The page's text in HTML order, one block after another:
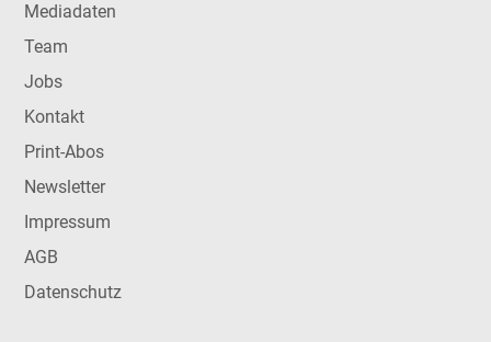
Mediadaten
Team
Jobs
Kontakt
Print-Abos
Newsletter
Impressum
AGB
Datenschutz